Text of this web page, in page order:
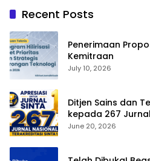
Recent Posts
Penerimaan
Kemitraan
July 10, 2026
Ditjen Sains dan
kepada 267
SINTA 1
June 20, 2026